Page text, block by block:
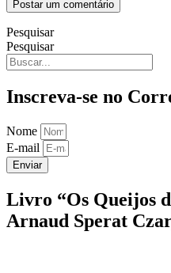
Pesquisar
Pesquisar
Inscreva-se no
Nome
E-mail
Enviar
Livro “Os Queijos
Arnaud Sperat